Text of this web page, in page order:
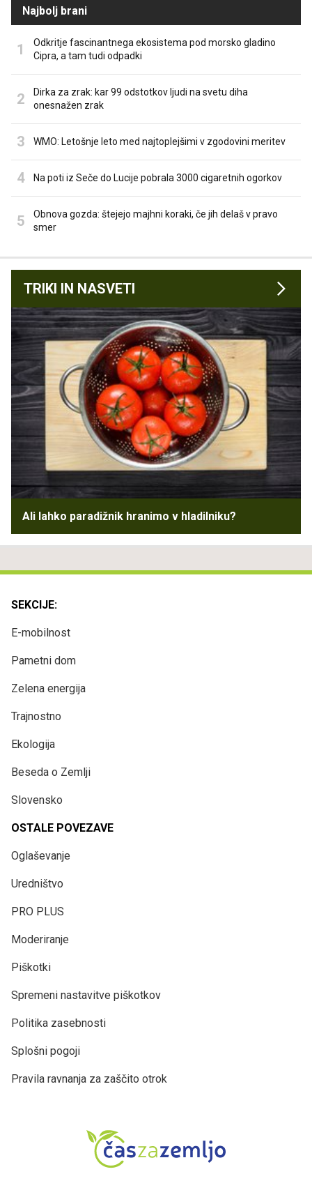
Najbolj brani
Odkritje fascinantnega ekosistema pod morsko gladino
Cipra, a tam tudi odpadki
Dirka za zrak: kar 99 odstotkov ljudi na svetu diha
onesnažen zrak
WMO: Letošnje leto med najtoplejšimi v zgodovini meritev
Na poti iz Seče do Lucije pobrala 3000 cigaretnih ogorkov
Obnova gozda: štejejo majhni koraki, če jih delaš v pravo
smer
TRIKI IN NASVETI
Ali lahko paradižnik hranimo v hladilniku?
SEKCIJE:
E-mobilnost
Pametni dom
Zelena energija
Trajnostno
Ekologija
Beseda o Zemlji
Slovensko
OSTALE POVEZAVE
Oglaševanje
Uredništvo
PRO PLUS
Moderiranje
Piškotki
Spremeni nastavitve piškotkov
Politika zasebnosti
Splošni pogoji
Pravila ravnanja za zaščito otrok